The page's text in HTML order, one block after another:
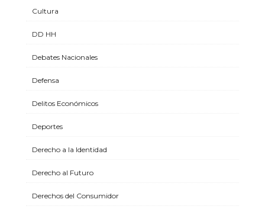
Cultura
DD HH
Debates Nacionales
Defensa
Delitos Económicos
Deportes
Derecho a la Identidad
Derecho al Futuro
Derechos del Consumidor